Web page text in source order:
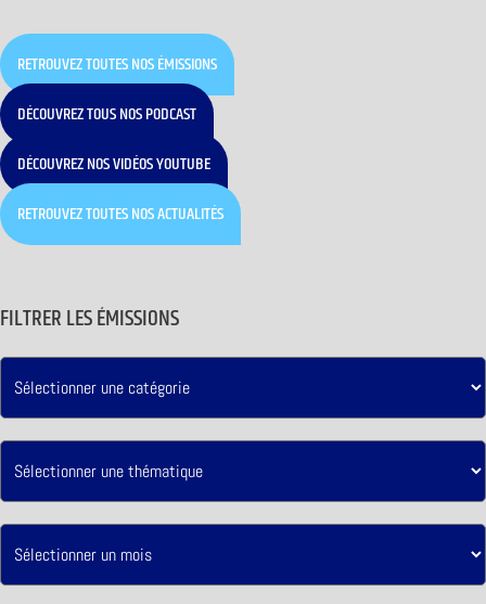
RETROUVEZ TOUTES NOS ÉMISSIONS
DÉCOUVREZ TOUS NOS PODCAST
DÉCOUVREZ NOS VIDÉOS YOUTUBE
RETROUVEZ TOUTES NOS ACTUALITÉS
FILTRER LES ÉMISSIONS